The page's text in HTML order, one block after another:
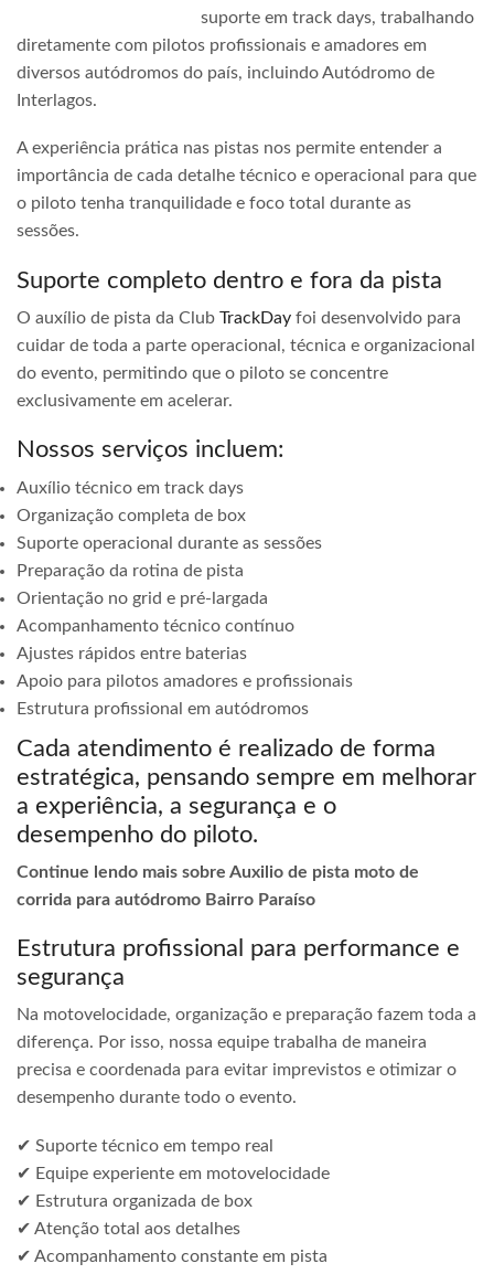
suporte em track days, trabalhando
diretamente com pilotos profissionais e amadores em
diversos autódromos do país, incluindo Autódromo de
Interlagos.
A experiência prática nas pistas nos permite entender a
importância de cada detalhe técnico e operacional para que
o piloto tenha tranquilidade e foco total durante as
sessões.
Suporte completo dentro e fora da pista
O auxílio de pista da Club TrackDay foi desenvolvido para
cuidar de toda a parte operacional, técnica e organizacional
do evento, permitindo que o piloto se concentre
exclusivamente em acelerar.
Nossos serviços incluem:
Auxílio técnico em track days
Organização completa de box
Suporte operacional durante as sessões
Preparação da rotina de pista
Orientação no grid e pré-largada
Acompanhamento técnico contínuo
Ajustes rápidos entre baterias
Apoio para pilotos amadores e profissionais
Estrutura profissional em autódromos
Cada atendimento é realizado de forma
estratégica, pensando sempre em melhorar
a experiência, a segurança e o
desempenho do piloto.
Continue lendo mais sobre Auxilio de pista moto de
corrida para autódromo Bairro Paraíso
Estrutura profissional para performance e
segurança
Na motovelocidade, organização e preparação fazem toda a
diferença. Por isso, nossa equipe trabalha de maneira
precisa e coordenada para evitar imprevistos e otimizar o
desempenho durante todo o evento.
✔ Suporte técnico em tempo real
✔ Equipe experiente em motovelocidade
✔ Estrutura organizada de box
✔ Atenção total aos detalhes
✔ Acompanhamento constante em pista